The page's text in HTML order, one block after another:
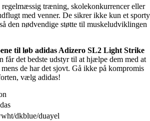
regelmæssig træning, skolekonkurrencer eller
med venner. De sikrer ikke kun et sporty
den nødvendige støtte til muskeludviklingen
til løb adidas Adizero SL2 Light Strike
får det bedste udstyr til at hjælpe dem med at
de har det sjovt. Gå ikke på kompromis
vælg adidas!
dkblue/duayel